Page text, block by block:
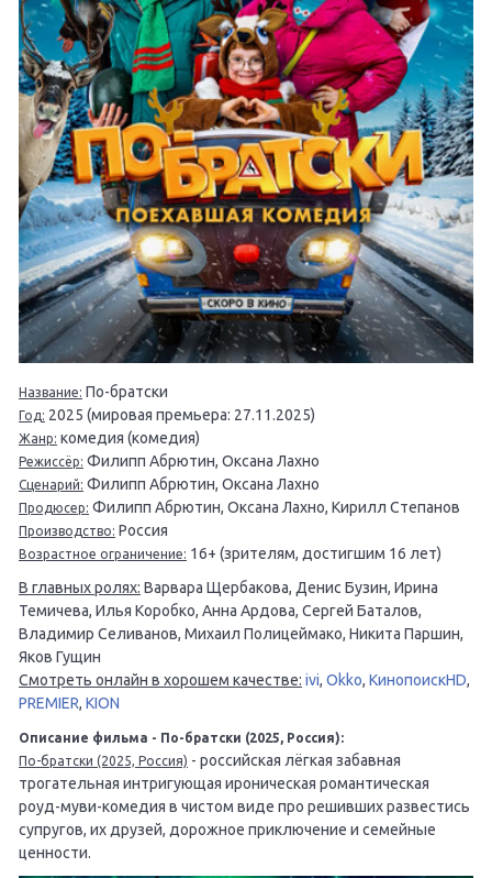
Название: По-братски
Год: 2025 (мировая премьера: 27.11.2025)
Жанр: комедия (комедия)
Режиссёр: Филипп Абрютин, Оксана Лахно
Сценарий: Филипп Абрютин, Оксана Лахно
Продюсер: Филипп Абрютин, Оксана Лахно, Кирилл Степанов
Производство: Россия
Возрастное ограничение: 16+ (зрителям, достигшим 16 лет)
В главных ролях: Варвара Щербакова, Денис Бузин, Ирина
Темичева, Илья Коробко, Анна Ардова, Сергей Баталов,
Владимир Селиванов, Михаил Полицеймако, Никита Паршин,
Яков Гущин
Смотреть онлайн в хорошем качестве: ivi, Okko, КинопоискHD,
PREMIER, KION
Описание фильма - По-братски (2025, Россия):
По-братски (2025, Россия) - российская лёгкая забавная
трогательная интригующая ироническая романтическая
роуд-муви-комедия в чистом виде про решивших развестись
супругов, их друзей, дорожное приключение и семейные
ценности.